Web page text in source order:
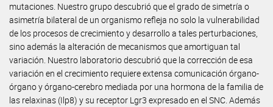
mutaciones. Nuestro grupo descubrió que el grado de simetría o
asimetría bilateral de un organismo refleja no solo la vulnerabilidad
de los procesos de crecimiento y desarrollo a tales perturbaciones,
sino además la alteración de mecanismos que amortiguan tal
variación. Nuestro laboratorio descubrió que la corrección de esa
variación en el crecimiento requiere extensa comunicación órgano-
órgano y órgano-cerebro mediada por una hormona de la familia de
las relaxinas (Ilp8) y su receptor Lgr3 expresado en el SNC. Además